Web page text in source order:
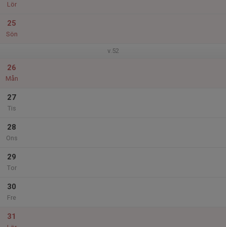
Lör
25
Sön
v.52
26
Mån
27
Tis
28
Ons
29
Tor
30
Fre
31